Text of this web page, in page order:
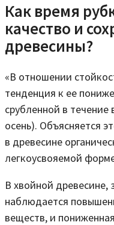
Как время
качество и
древесины?
«В отношении
тенденция к ее
срубленной в течение
осень). Объясняется
в древесине
легкоусвояемой
В хвойной древесине,
наблюдается
веществ, и